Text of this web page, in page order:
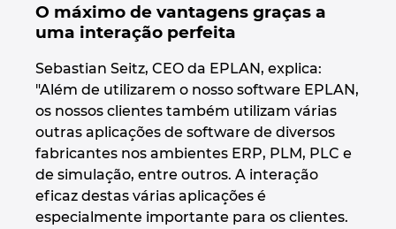
O máximo de vantagens graças a
uma interação perfeita
Sebastian Seitz, CEO da EPLAN, explica:
"Além de utilizarem o nosso software EPLAN,
os nossos clientes também utilizam várias
outras aplicações de software de diversos
fabricantes nos ambientes ERP, PLM, PLC e
de simulação, entre outros. A interação
eficaz destas várias aplicações é
especialmente importante para os clientes.
Italy
Japan
Lithuania
Luxembourg
Malaysia